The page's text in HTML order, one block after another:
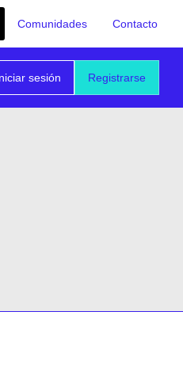
Comunidades Contacto
Registrarse
sesión